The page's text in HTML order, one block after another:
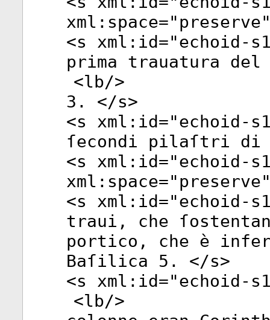
xml:space="preserve
<s xml:id="echoid-
prima trauatura
<lb/>
3. </s>
<s xml:id="echoid-
ſecondi pilaſtri di
<s xml:id="echoid-
xml:space="preserve
<s xml:id="echoid-
traui, che
portico, che è
Baſilica 5. </s>
<s xml:id="echoid-
<lb/>